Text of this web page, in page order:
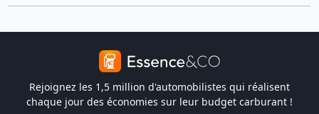
Rejoignez les 1,5 million d'automobilistes qui réalisent
chaque jour des économies sur leur budget carburant !